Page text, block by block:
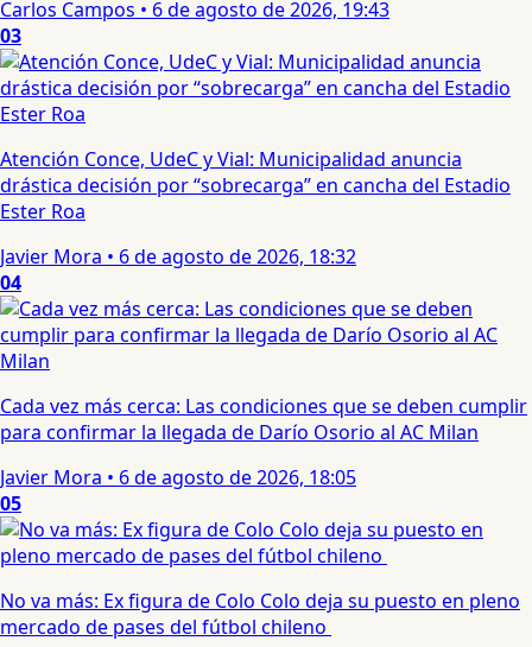
Carlos Campos • 6 de agosto de 2026, 19:43
03
Atención Conce, UdeC y Vial: Municipalidad anuncia
drástica decisión por “sobrecarga” en cancha del Estadio
Ester Roa
Javier Mora • 6 de agosto de 2026, 18:32
04
Cada vez más cerca: Las condiciones que se deben cumplir
para confirmar la llegada de Darío Osorio al AC Milan
Javier Mora • 6 de agosto de 2026, 18:05
05
No va más: Ex figura de Colo Colo deja su puesto en pleno
mercado de pases del fútbol chileno